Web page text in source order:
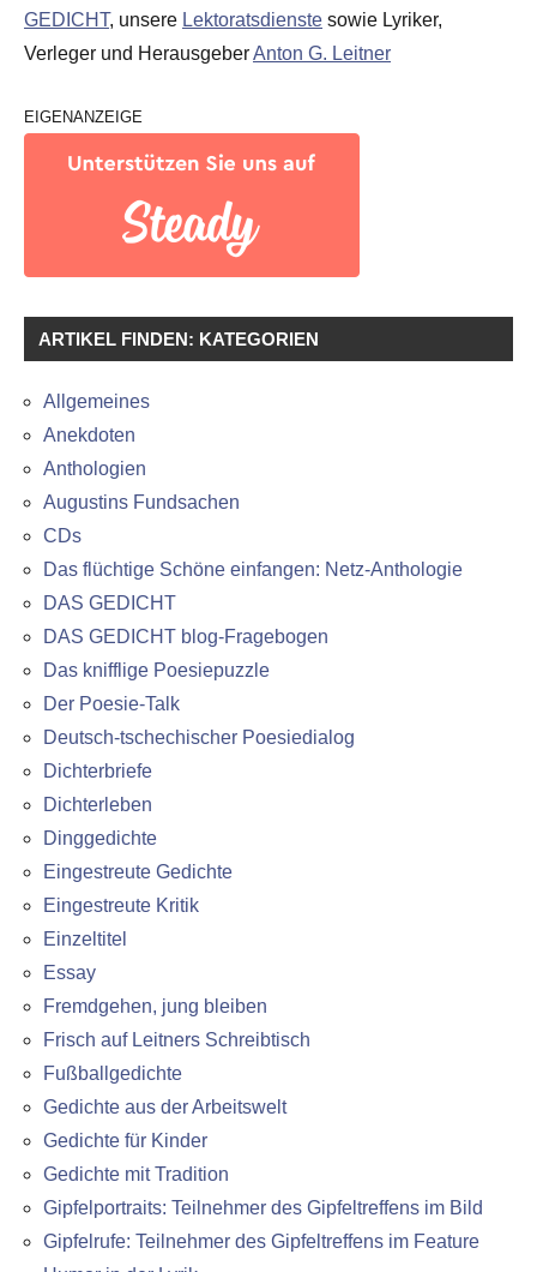
GEDICHT, unsere Lektoratsdienste sowie Lyriker,
Verleger und HerausgeberAnton G. Leitner
EIGENANZEIGE
ARTIKEL FINDEN: KATEGORIEN
Allgemeines
Anekdoten
Anthologien
Augustins Fundsachen
CDs
Das flüchtige Schöne einfangen: Netz-Anthologie
DAS GEDICHT
DAS GEDICHT blog-Fragebogen
Das knifflige Poesiepuzzle
Der Poesie-Talk
Deutsch-tschechischer Poesiedialog
Dichterbriefe
Dichterleben
Dinggedichte
Eingestreute Gedichte
Eingestreute Kritik
Einzeltitel
Essay
Fremdgehen, jung bleiben
Frisch auf Leitners Schreibtisch
Fußballgedichte
Gedichte aus der Arbeitswelt
Gedichte für Kinder
Gedichte mit Tradition
Gipfelportraits: Teilnehmer des Gipfeltreffens im Bild
Gipfelrufe: Teilnehmer des Gipfeltreffens im Feature